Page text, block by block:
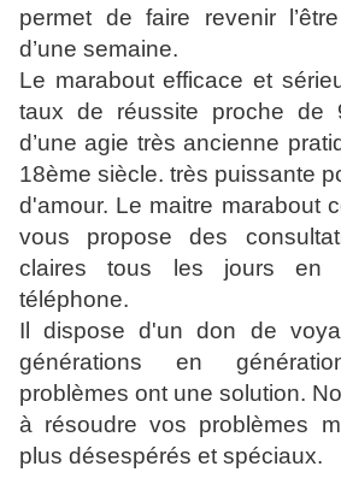
permet de faire revenir
d’une semaine.
Le marabout efficace et
taux de réussite proche de
d’une agie très ancienne
18ème siècle. très puissante
d'amour. Le maitre marabout
vous propose des
claires tous les jours en
téléphone.
Il dispose d'un don de
générations en
problèmes ont une solution.
à résoudre vos problèmes
plus désespérés et spéciaux.